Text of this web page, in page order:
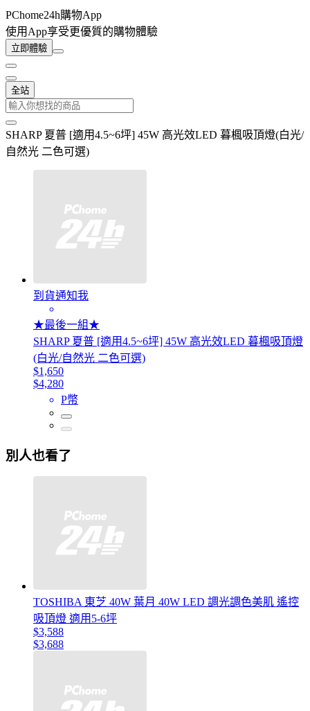
PChome24h購物App
使用App享受更優質的購物體驗
立即體驗
全站
SHARP 夏普 [適用4.5~6坪] 45W 高光效LED 暮楓吸頂燈(白光/
自然光 二色可選)
到貨通知我
★最後一組★
SHARP 夏普 [適用4.5~6坪] 45W 高光效LED 暮楓吸頂燈
(白光/自然光 二色可選)
$1,650
$4,280
P幣
別人也看了
TOSHIBA 東芝 40W 葉月 40W LED 調光調色美肌 遙控
吸頂燈 適用5-6坪
$3,588
$3,688